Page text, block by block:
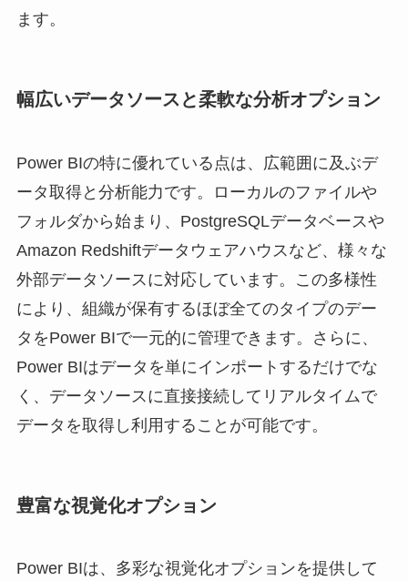
ます。
幅広いデータソースと柔軟な分析オプション
Power BIの特に優れている点は、広範囲に及ぶデ
ータ取得と分析能力です。ローカルのファイルや
フォルダから始まり、PostgreSQLデータベースや
Amazon Redshiftデータウェアハウスなど、様々な
外部データソースに対応しています。この多様性
により、組織が保有するほぼ全てのタイプのデー
タをPower BIで一元的に管理できます。さらに、
Power BIはデータを単にインポートするだけでな
く、データソースに直接接続してリアルタイムで
データを取得し利用することが可能です。
豊富な視覚化オプション
Power BIは、多彩な視覚化オプションを提供して